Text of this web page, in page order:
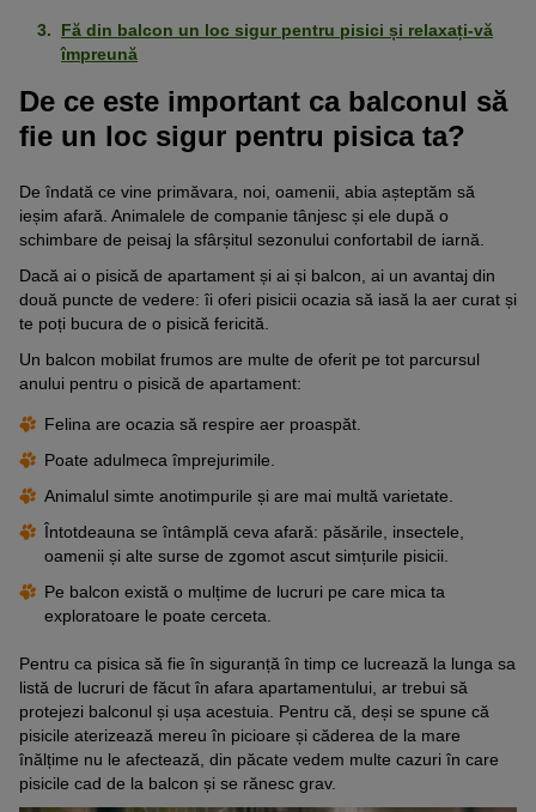
Fă din balcon un loc sigur pentru pisici și relaxați-vă
împreună
De ce este important ca balconul să
fie un loc sigur pentru pisica ta?
De îndată ce vine primăvara, noi, oamenii, abia așteptăm să
ieșim afară. Animalele de companie tânjesc și ele după o
schimbare de peisaj la sfârșitul sezonului confortabil de iarnă.
Dacă ai o pisică de apartament și ai și balcon, ai un avantaj din
două puncte de vedere: îi oferi pisicii ocazia să iasă la aer curat și
te poți bucura de o pisică fericită.
Un balcon mobilat frumos are multe de oferit pe tot parcursul
anului pentru o pisică de apartament:
Felina are ocazia să respire aer proaspăt.
Poate adulmeca împrejurimile.
Animalul simte anotimpurile și are mai multă varietate.
Întotdeauna se întâmplă ceva afară: păsările, insectele,
oamenii și alte surse de zgomot ascut simțurile pisicii.
Pe balcon există o mulțime de lucruri pe care mica ta
exploratoare le poate cerceta.
Pentru ca pisica să fie în siguranță în timp ce lucrează la lunga sa
listă de lucruri de făcut în afara apartamentului, ar trebui să
protejezi balconul și ușa acestuia. Pentru că, deși se spune că
pisicile aterizează mereu în picioare și căderea de la mare
înălțime nu le afectează, din păcate vedem multe cazuri în care
pisicile cad de la balcon și se rănesc grav.